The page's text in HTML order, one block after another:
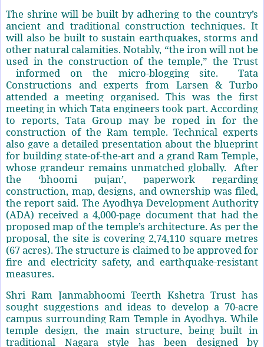
The shrine will be built by adhering to the country’s
ancient and traditional construction techniques. It
will also be built to sustain earthquakes, storms and
other natural calamities. Notably, “the iron will not be
used in the construction of the temple,” the Trust
informed on the micro-blogging site. Tata
Constructions and experts from Larsen & Turbo
attended a meeting organised. This was the first
meeting in which Tata engineers took part. According
to reports, Tata Group may be roped in for the
construction of the Ram temple. Technical experts
also gave a detailed presentation about the blueprint
for building state-of-the-art and a grand Ram Temple,
whose grandeur remains unmatched globally. After
the ‘bhoomi pujan’, paperwork regarding
construction, map, designs, and ownership was filed,
the report said. The Ayodhya Development Authority
(ADA) received a 4,000-page document that had the
proposed map of the temple’s architecture. As per the
proposal, the site is covering 2,74,110 square metres
(67 acres). The structure is claimed to be approved for
fire and electricity safety, and earthquake-resistant
measures.
Shri Ram Janmabhoomi Teerth Kshetra Trust has
sought suggestions and ideas to develop a 70-acre
campus surrounding Ram Temple in Ayodhya. While
temple design, the main structure, being built in
traditional Nagara style has been designed by